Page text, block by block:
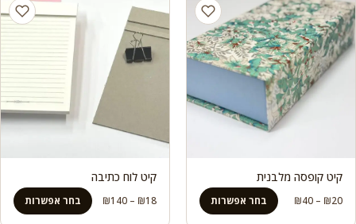
קיט קופסה מלבנית
₪20
–
₪40
מחירים:
בחר אפשרות
קיט לוח כתיבה
₪18
–
₪140
טווח
מחירים:
בחר אפשרות